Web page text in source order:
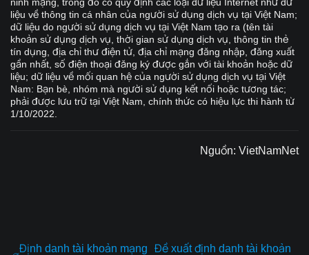
ninh mạng, trong đó có quy định các loại dữ liệu Internet như dữ
liệu về thông tin cá nhân của người sử dụng dịch vụ tại Việt Nam;
dữ liệu do người sử dụng dịch vụ tại Việt Nam tạo ra (tên tài
khoản sử dụng dịch vụ, thời gian sử dụng dịch vụ, thông tin thẻ
tín dụng, địa chỉ thư điện tử, địa chỉ mạng đăng nhập, đăng xuất
gần nhất, số điện thoại đăng ký được gắn với tài khoản hoặc dữ
liệu; dữ liệu về mối quan hệ của người sử dụng dịch vụ tại Việt
Nam: Bạn bè, nhóm mà người sử dụng kết nối hoặc tương tác;
phải được lưu trữ tại Việt Nam, chính thức có hiệu lực thi hành từ
1/10/2022.
Nguồn: VietNamNet
Định danh tài khoản mạng
Đề xuất định danh tài khoản